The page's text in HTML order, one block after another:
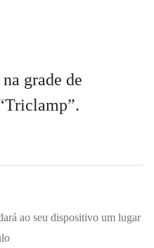
grade de
ao seu dispositivo um lugar